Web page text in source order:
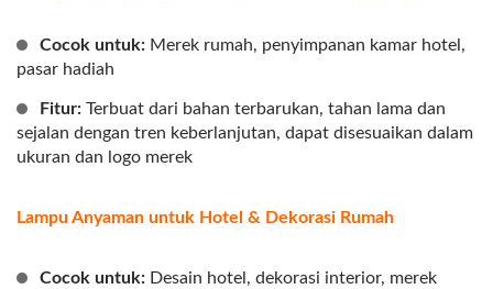
Cocok untuk: Merek rumah, penyimpanan kamar hotel,
pasar hadiah
Fitur: Terbuat dari bahan terbarukan, tahan lama dan
sejalan dengan tren keberlanjutan, dapat disesuaikan dalam
ukuran dan logo merek
Lampu Anyaman untuk Hotel & Dekorasi Rumah
Cocok untuk: Desain hotel, dekorasi interior, merek